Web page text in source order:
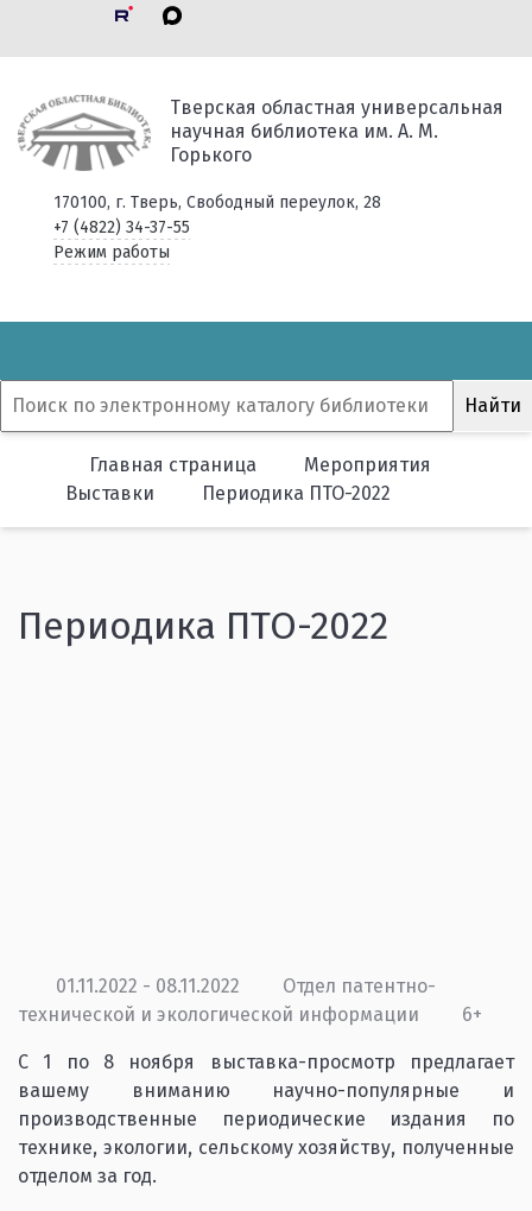
Тверская областная универсальная
научная библиотека им. А. М.
Горького
170100, г. Тверь, Свободный переулок, 28
+7 (4822) 34-37-55
Режим работы
Главная страница
Мероприятия
Выставки
Периодика ПТО-2022
Периодика ПТО-2022
01.11.2022 - 08.11.2022
Отдел патентно-
технической и экологической информации
6+
С 1 по 8 ноября выставка-просмотр предлагает
вашему вниманию научно-популярные и
производственные периодические издания по
технике, экологии, сельскому хозяйству, полученные
отделом за год.